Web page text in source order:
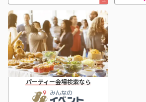
パーティー会場検索なら